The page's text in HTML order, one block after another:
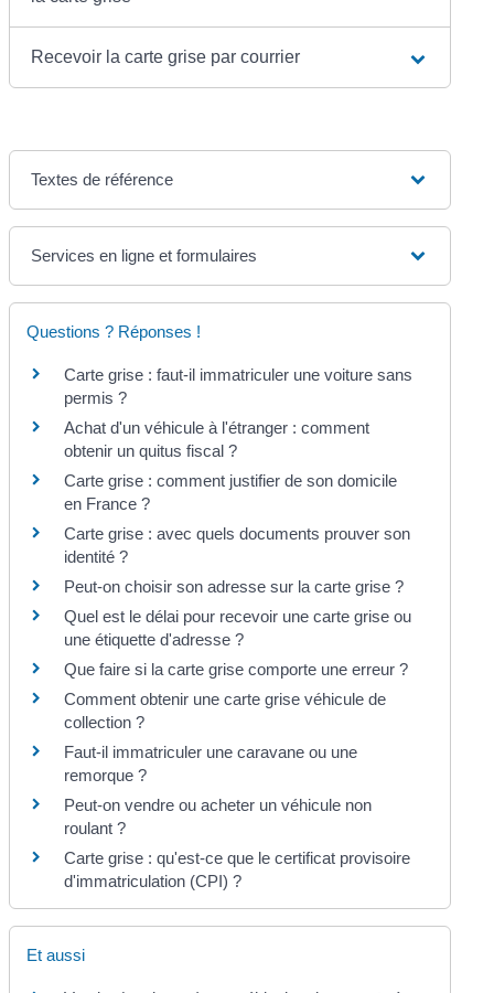
Recevoir la carte grise par courrier
Textes de référence
Services en ligne et formulaires
Questions ? Réponses !
Carte grise : faut-il immatriculer une voiture sans
permis ?
Achat d'un véhicule à l'étranger : comment
obtenir un quitus fiscal ?
Carte grise : comment justifier de son domicile
en France ?
Carte grise : avec quels documents prouver son
identité ?
Peut-on choisir son adresse sur la carte grise ?
Quel est le délai pour recevoir une carte grise ou
une étiquette d'adresse ?
Que faire si la carte grise comporte une erreur ?
Comment obtenir une carte grise véhicule de
collection ?
Faut-il immatriculer une caravane ou une
remorque ?
Peut-on vendre ou acheter un véhicule non
roulant ?
Carte grise : qu'est-ce que le certificat provisoire
d'immatriculation (CPI) ?
Et aussi